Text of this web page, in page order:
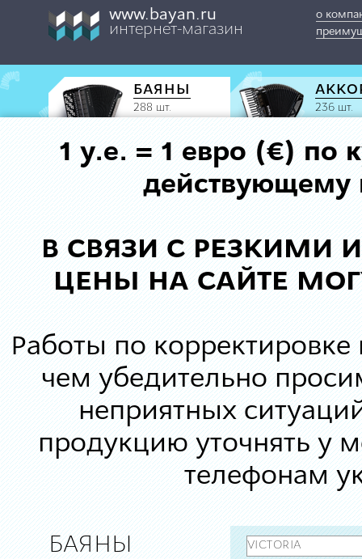
www.bayan.ru
интернет-магазин
о
БАЯНЫ
288 шт. 236 шт.
1 у.е. = 1 евро (€) по
действующему
В СВЯЗИ С РЕЗКИМИ
ЦЕНЫ НА САЙТЕ
Работы по корректировке
чем убедительно
неприятных
продукцию уточнять у
телефонам
БАЯНЫ